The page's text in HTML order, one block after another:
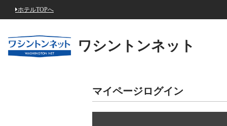
ホテルTOPへ
ワシントンネット
マイページログイン